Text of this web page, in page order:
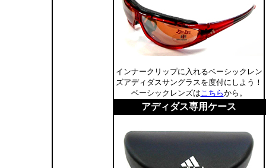
インナークリップに入れるベーシックレン
ズアディダスサングラスを度付にしよう！
ベーシックレンズはこちらから。
アディダス専用ケース